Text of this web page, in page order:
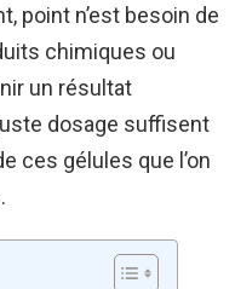
point n’est besoin de
chimiques ou
un résultat
dosage suffisent
ces gélules que l’on